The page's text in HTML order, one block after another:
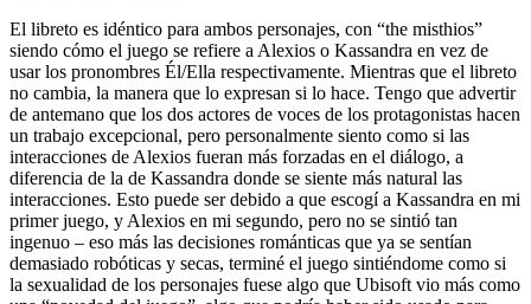
El libreto es idéntico para ambos personajes, con “the misthios”
siendo cómo el juego se refiere a Alexios o Kassandra en vez de
usar los pronombres Él/Ella respectivamente. Mientras que el libreto
no cambia, la manera que lo expresan si lo hace. Tengo que advertir
de antemano que los dos actores de voces de los protagonistas hacen
un trabajo excepcional, pero personalmente siento como si las
interacciones de Alexios fueran más forzadas en el diálogo, a
diferencia de la de Kassandra donde se siente más natural las
interacciones. Esto puede ser debido a que escogí a Kassandra en mi
primer juego, y Alexios en mi segundo, pero no se sintió tan
ingenuo – eso más las decisiones románticas que ya se sentían
demasiado robóticas y secas, terminé el juego sintiéndome como si
la sexualidad de los personajes fuese algo que Ubisoft vio más como